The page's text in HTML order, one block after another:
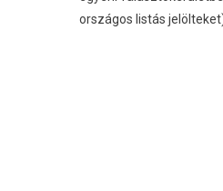
országos listás